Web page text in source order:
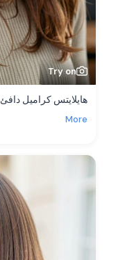
Try on
هايلايتس كراميل دافئ
More